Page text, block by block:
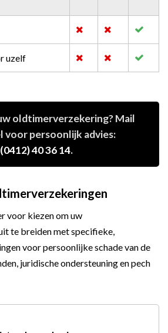
uzelf
oldtimerverzekering? Mail
voor persoonlijk advies:
(0412) 40 36 14.
voor kiezen om uw
te breiden met specifieke,
voor persoonlijke schade van de
juridische ondersteuning en pech